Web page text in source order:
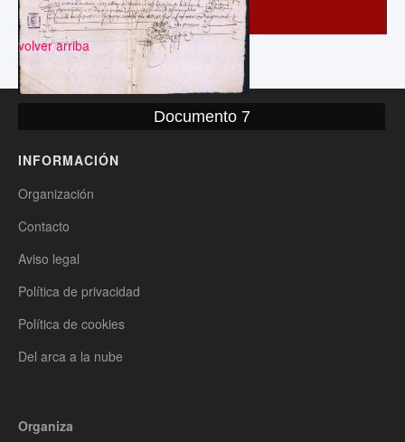
Documento 7
volver arriba
INFORMACIÓN
Organización
Contacto
Aviso legal
Política de privacidad
Política de cookies
Del arca a la nube
Organiza